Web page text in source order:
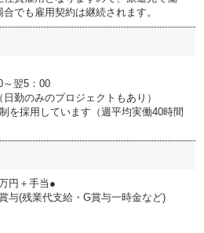
でも雇用契約は継続されます。
～翌5：00
勤のみのプロジェクトもあり）
を採用しています（週平均実働40時間
円＋手当●
与(残業代支給・G賞与一時金など)